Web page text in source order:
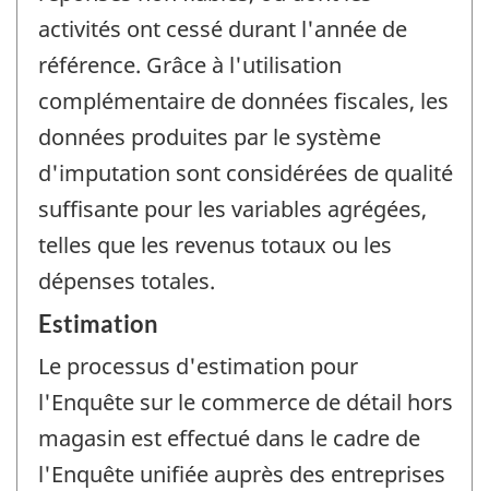
activités ont cessé durant l'année de
référence. Grâce à l'utilisation
complémentaire de données fiscales, les
données produites par le système
d'imputation sont considérées de qualité
suffisante pour les variables agrégées,
telles que les revenus totaux ou les
dépenses totales.
Estimation
Le processus d'estimation pour
l'Enquête sur le commerce de détail hors
magasin est effectué dans le cadre de
l'Enquête unifiée auprès des entreprises